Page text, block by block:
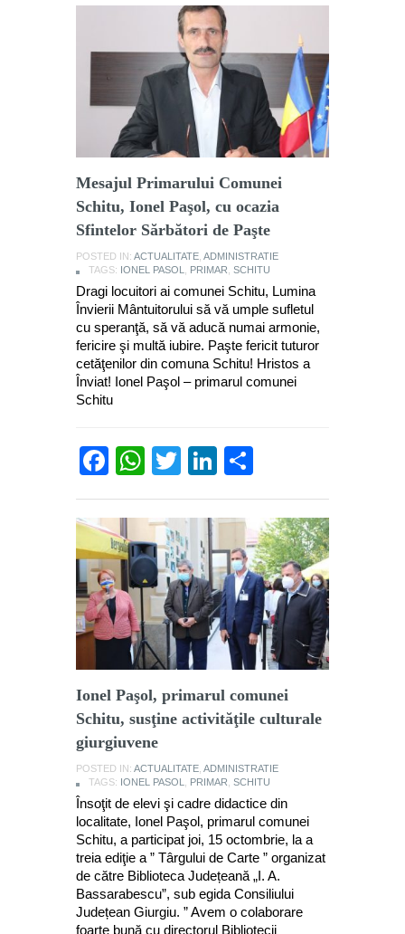
Mesajul Primarului Comunei
Schitu, Ionel Paşol, cu ocazia
Sfintelor Sărbători de Paşte
POSTED IN: ACTUALITATE ADMINISTRATIE
TAGS: IONEL PASOL PRIMAR SCHITU
Dragi locuitori ai comunei Schitu, Lumina
Învierii Mântuitorului să vă umple sufletul
cu speranţă, să vă aducă numai armonie,
fericire şi multă iubire. Paşte fericit tuturor
cetăţenilor din comuna Schitu! Hristos a
Înviat! Ionel Paşol – primarul comunei
Schitu
Facebook
WhatsApp
TwitterLinkedIn
Ionel Paşol, primarul comunei
Schitu, susţine activităţile culturale
giurgiuvene
POSTED IN: ACTUALITATE ADMINISTRATIE
TAGS: IONEL PASOL PRIMAR SCHITU
Însoţit de elevi şi cadre didactice din
localitate, Ionel Paşol, primarul comunei
Schitu, a participat joi, 15 octombrie, la a
treia ediţie a ” Târgului de Carte ” organizat
de către Biblioteca Județeană „I. A.
Bassarabescu”, sub egida Consiliului
Județean Giurgiu. ” Avem o colaborare
foarte bună cu directorul Bibliotecii